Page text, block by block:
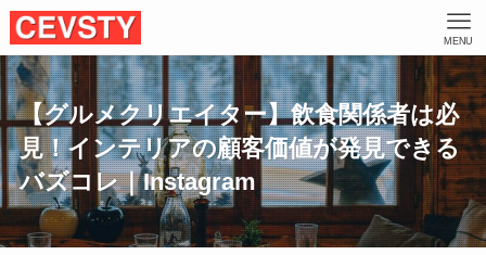
MENU
【グルメクリエイター】飲食関係者は必
見！インテリアの顧客価値が発見できる
バズコレ｜Instagram